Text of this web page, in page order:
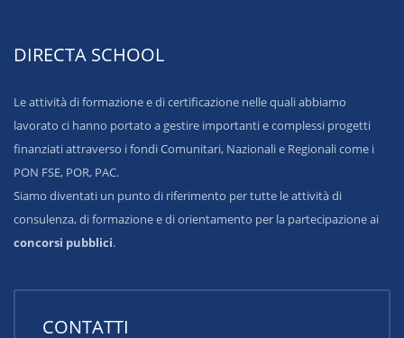
DIRECTA SCHOOL
Le attività di formazione e di certificazione nelle quali abbiamo
lavorato ci hanno portato a gestire importanti e complessi progetti
finanziati attraverso i fondi Comunitari, Nazionali e Regionali come i
PON FSE, POR, PAC.
Siamo diventati un punto di riferimento per tutte le attività di
consulenza, di formazione e di orientamento per la partecipazione ai
concorsi pubblici.
CONTATTI